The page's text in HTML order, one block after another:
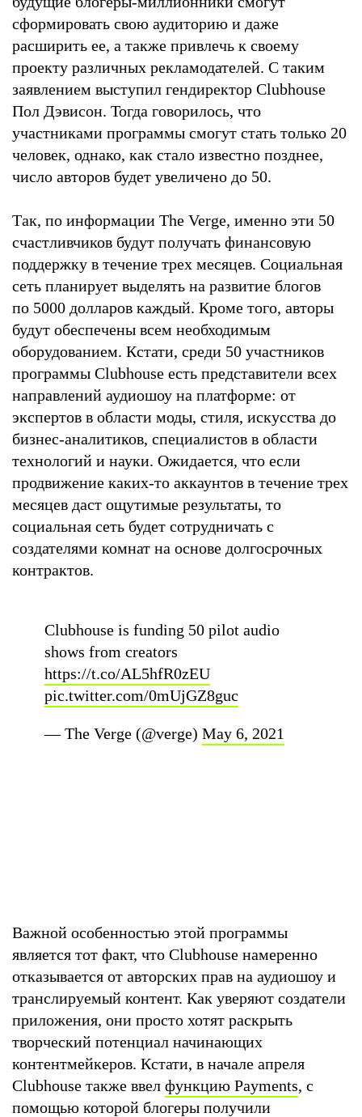
сформировать свою аудиторию и даже
расширить ее, а также привлечь к своему
проекту различных рекламодателей. С таким
заявлением выступил гендиректор Clubhouse
Пол Дэвисон. Тогда говорилось, что
участниками программы смогут стать только 20
человек, однако, как стало известно позднее,
число авторов будет увеличено до 50.
Так, по информации The Verge, именно эти 50
счастливчиков будут получать финансовую
поддержку в течение трех месяцев. Социальная
сеть планирует выделять на развитие блогов
по 5000 долларов каждый. Кроме того, авторы
будут обеспечены всем необходимым
оборудованием. Кстати, среди 50 участников
программы Clubhouse есть представители всех
направлений аудиошоу на платформе: от
экспертов в области моды, стиля, искусства до
бизнес-аналитиков, специалистов в области
технологий и науки. Ожидается, что если
продвижение каких-то аккаунтов в течение трех
месяцев даст ощутимые результаты, то
социальная сеть будет сотрудничать с
создателями комнат на основе долгосрочных
контрактов.
Clubhouse is funding 50 pilot audio
shows from creators
https://t.co/AL5hfR0zEU
pic.twitter.com/0mUjGZ8guc
— The Verge (@verge) May 6, 2021
Важной особенностью этой программы
является тот факт, что Clubhouse намеренно
отказывается от авторских прав на аудиошоу и
транслируемый контент. Как уверяют создатели
приложения, они просто хотят раскрыть
творческий потенциал начинающих
контентмейкеров. Кстати, в начале апреля
Clubhouse также ввел функцию Payments, с
помощью которой блогеры получили